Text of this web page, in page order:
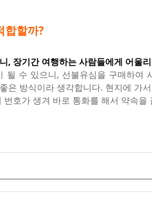
합할까?
, 장기간 여행하는 사람들에게 어울
될 수 있으니, 선불유심을 구매하여
은 방식이라 생각합니다. 현지에 가
번호가 생겨 바로 통화를 해서 약속을